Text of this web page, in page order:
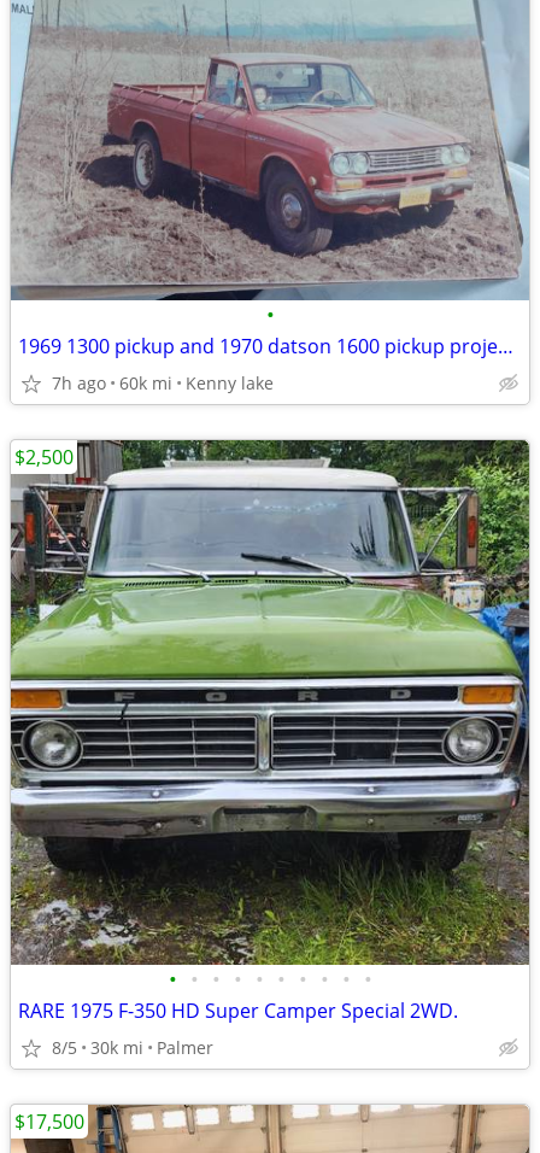
•
1969 1300 pickup and 1970 datson 1600 pickup projects.
7h ago 60k mi Kenny lake
• • • • • • • • • •
RARE 1975 F-350 HD Super Camper Special 2WD.
8/5 30k mi Palmer
$2,500
$17,500